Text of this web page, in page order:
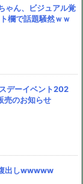
ゃん、ビジュアル覚
欄で話題騒然ｗｗ
デーイベント202
売のお知らせ
出しwwwww